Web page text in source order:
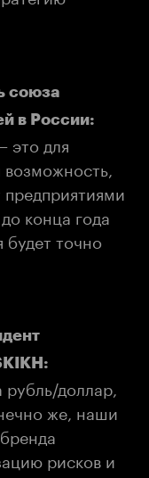
союза
в России:
это для
конца года
точно
доллар,
же, наши
рисков и